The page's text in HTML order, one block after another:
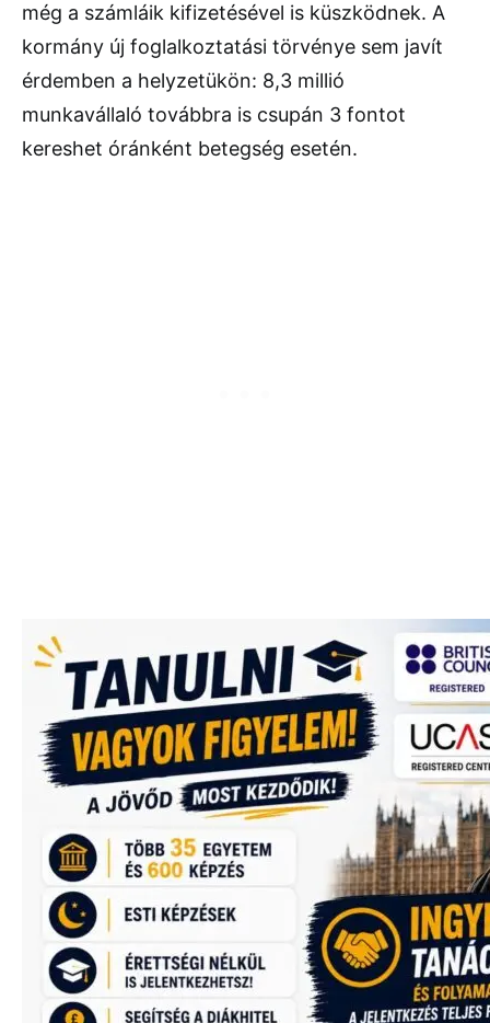
még a számláik kifizetésével is küszködnek. A
kormány új foglalkoztatási törvénye sem javít
érdemben a helyzetükön: 8,3 millió
munkavállaló továbbra is csupán 3 fontot
kereshet óránként betegség esetén.